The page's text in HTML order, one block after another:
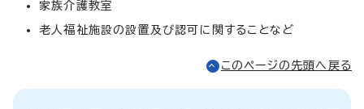
家族介護教室
老人福祉施設の設置及び認可に関することなど
このページの先頭へ戻る